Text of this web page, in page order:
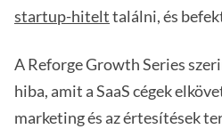
startup-hitelttalálni, és
A Reforge Growth Series
hiba, amit a SaaS cégek
marketing és az értesítések